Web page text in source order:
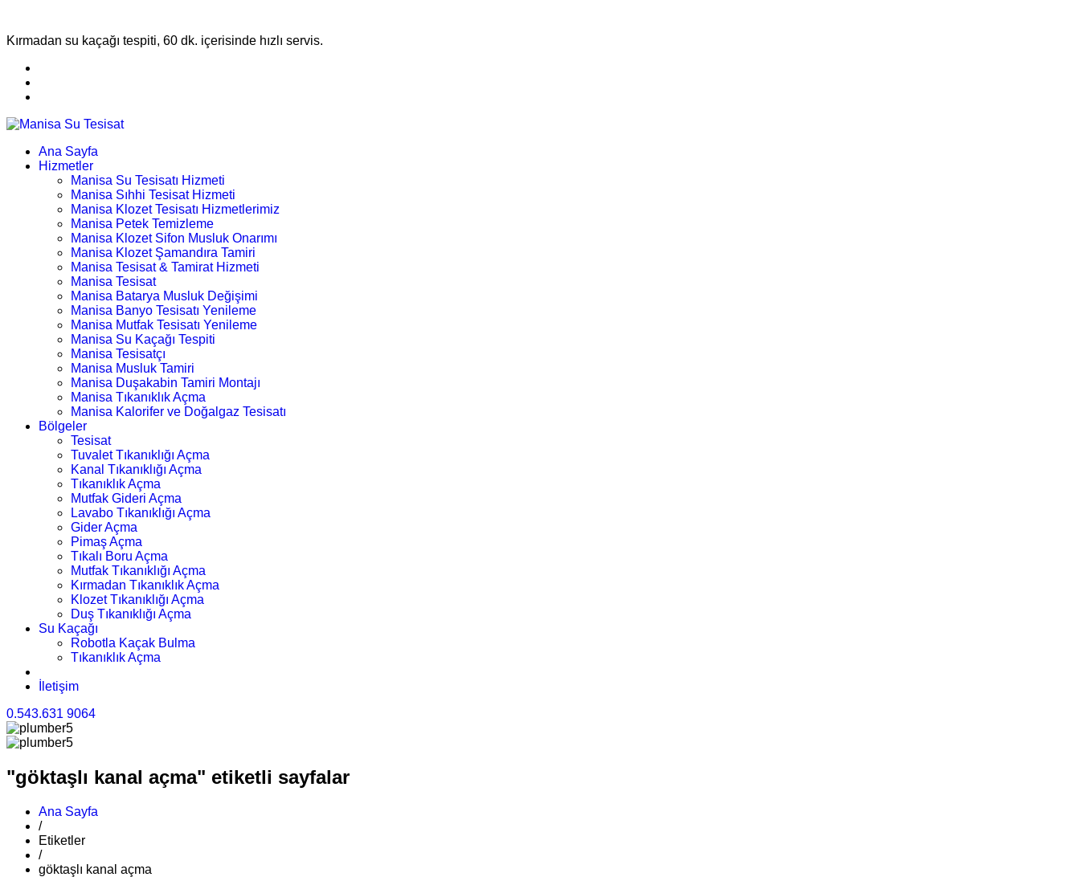
Kırmadan su kaçağı tespiti, 60 dk. içerisinde hızlı servis.
Ana Sayfa
Hizmetler
Manisa Su Tesisatı Hizmeti
Manisa Sıhhi Tesisat Hizmeti
Manisa Klozet Tesisatı Hizmetlerimiz
Manisa Petek Temizleme
Manisa Klozet Sifon Musluk Onarımı
Manisa Klozet Şamandıra Tamiri
Manisa Tesisat & Tamirat Hizmeti
Manisa Tesisat
Manisa Batarya Musluk Değişimi
Manisa Banyo Tesisatı Yenileme
Manisa Mutfak Tesisatı Yenileme
Manisa Su Kaçağı Tespiti
Manisa Tesisatçı
Manisa Musluk Tamiri
Manisa Duşakabin Tamiri Montajı
Manisa Tıkanıklık Açma
Manisa Kalorifer ve Doğalgaz Tesisatı
Bölgeler
Tesisat
Tuvalet Tıkanıklığı Açma
Kanal Tıkanıklığı Açma
Tıkanıklık Açma
Mutfak Gideri Açma
Lavabo Tıkanıklığı Açma
Gider Açma
Pimaş Açma
Tıkalı Boru Açma
Mutfak Tıkanıklığı Açma
Kırmadan Tıkanıklık Açma
Klozet Tıkanıklığı Açma
Duş Tıkanıklığı Açma
Su Kaçağı
Robotla Kaçak Bulma
Tıkanıklık Açma
İletişim
0.543.631 9064
"göktaşlı kanal açma" etiketli sayfalar
Ana Sayfa
/
Etiketler
/
göktaşlı kanal açma